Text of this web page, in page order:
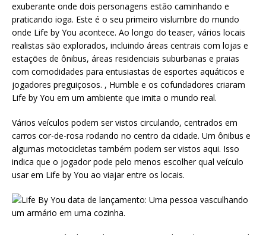
exuberante onde dois personagens estão caminhando e
praticando ioga. Este é o seu primeiro vislumbre do mundo
onde Life by You acontece. Ao longo do teaser, vários locais
realistas são explorados, incluindo áreas centrais com lojas e
estações de ônibus, áreas residenciais suburbanas e praias
com comodidades para entusiastas de esportes aquáticos e
jogadores preguiçosos. , Humble e os cofundadores criaram
Life by You em um ambiente que imita o mundo real.
Vários veículos podem ser vistos circulando, centrados em
carros cor-de-rosa rodando no centro da cidade. Um ônibus e
algumas motocicletas também podem ser vistos aqui. Isso
indica que o jogador pode pelo menos escolher qual veículo
usar em Life by You ao viajar entre os locais.